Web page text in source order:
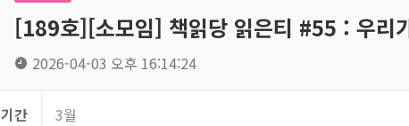
[189호][소모임] 책읽당 읽은티 #55 : 우리
2026-04-03 오후 16:14:24
기간 3월